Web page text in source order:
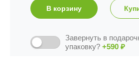
В корзину
Завернуть в
упаковку? +590 ₽